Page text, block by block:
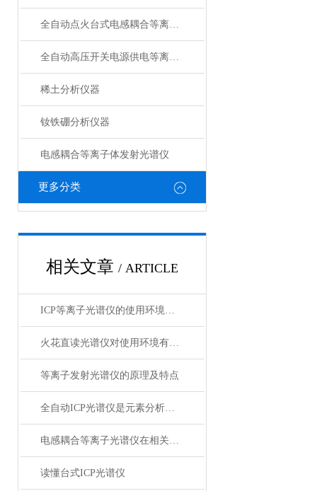
全自动点火台式电感耦合等离子体发射光谱仪
全自动高压开关电源供电等离子体发射光谱仪
稀土分析仪器
钕铁硼分析仪器
电感耦合等离子体发射光谱仪
更多分类
相关文章 / ARTICLE
ICP等离子光谱仪的使用环境要求
火花直读光谱仪对使用环境有哪些要求
等离子发射光谱仪的原理及特点
全自动ICP光谱仪是元素分析的全能探测仪
电感耦合等离子光谱仪在相关行业的应用
读懂台式ICP光谱仪